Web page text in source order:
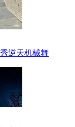
逆天机械舞